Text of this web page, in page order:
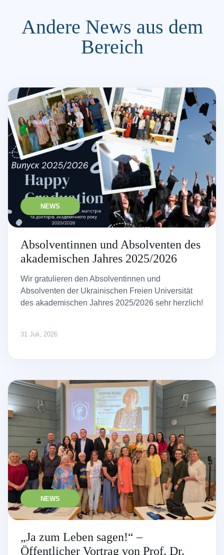
Andere News aus dem
Bereich
NEWS
Absolventinnen und Absolventen des
akademischen Jahres 2025/2026
Wir gratulieren den Absolventinnen und
Absolventen der Ukrainischen Freien Universität
des akademischen Jahres 2025/2026 sehr herzlich!
31 Juli, 2026
NEWS
„Ja zum Leben sagen!“ –
Öffentlicher Vortrag von Prof. Dr.